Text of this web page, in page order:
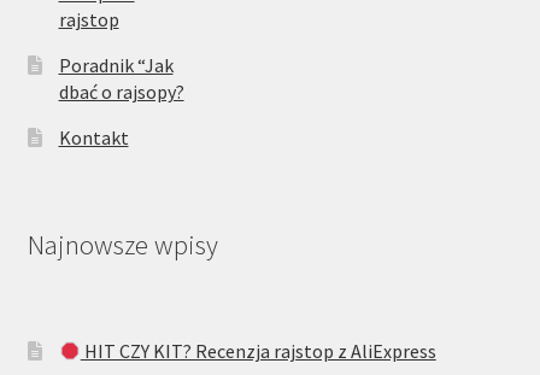
rajstop
Poradnik “Jak
dbać o rajsopy?
Kontakt
Najnowsze wpisy
HIT CZY KIT? Recenzja rajstop z AliExpress